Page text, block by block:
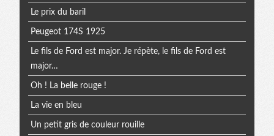
Le prix du baril
Peugeot 174S 1925
Le fils de Ford est major. Je répète, le fils de Ford est
major…
Oh ! La belle rouge !
La vie en bleu
Un petit gris de couleur rouille